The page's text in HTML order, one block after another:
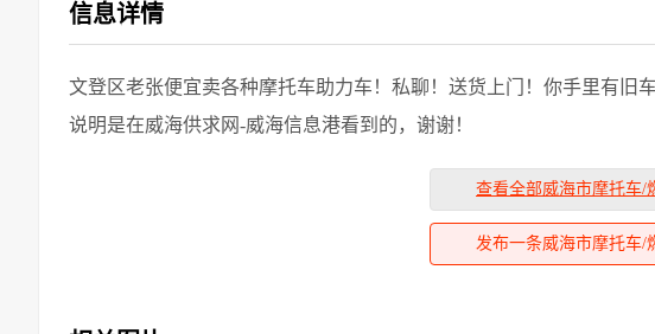
信息详情
文登区老张便宜卖各种摩托车助力车！私聊！送货上门！你手里有旧
说明是在威海供求网-威海信息港看到的，谢谢！
查看全部威海市摩托车/
发布一条威海市摩托车/